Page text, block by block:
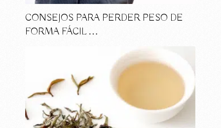
CONSEJOS PARA PERDER PESO DE
FORMA FÁCIL …